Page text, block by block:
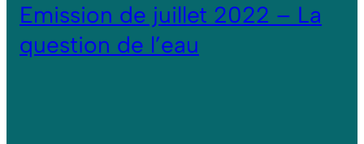
Emission de juillet 2022 – La
question de l’eau